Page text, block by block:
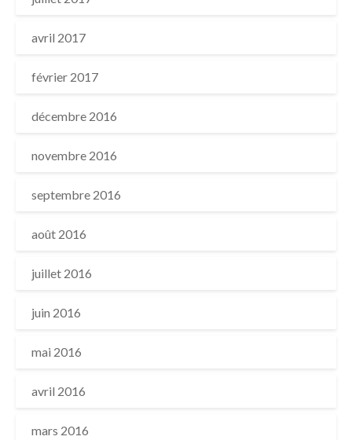
avril 2017
février 2017
décembre 2016
novembre 2016
septembre 2016
août 2016
juillet 2016
juin 2016
mai 2016
avril 2016
mars 2016